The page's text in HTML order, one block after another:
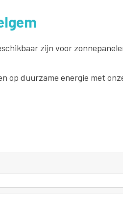
zijn voor
op duurzame energie met